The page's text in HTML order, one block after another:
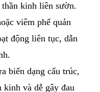
kinh liên sườn.
viêm phế quản
động liên tục, dẫn
biến dạng cấu trúc,
kinh và dễ gây đau